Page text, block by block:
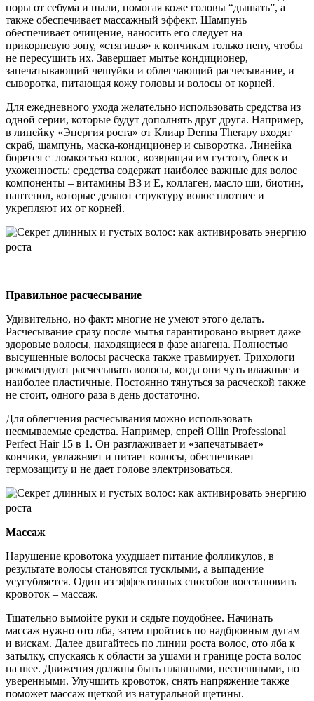
поры от себума и пыли, помогая коже головы “дышать”, а
также обеспечивает массажный эффект. Шампунь
обеспечивает очищение, наносить его следует на
прикорневую зону, «стягивая» к кончикам только пену, чтобы
не пересушить их. Завершает мытье кондиционер,
запечатывающий чешуйки и облегчающий расчесывание, и
сыворотка, питающая кожу головы и волосы от корней.
Для ежедневного ухода желательно использовать средства из
одной серии, которые будут дополнять друг друга. Например,
в линейку «Энергия роста» от Клиар Derma Therapy входят
скраб, шампунь, маска-кондиционер и сыворотка. Линейка
борется с ломкостью волос, возвращая им густоту, блеск и
ухоженность: средства содержат наиболее важные для волос
компоненты – витамины В3 и Е, коллаген, масло ши, биотин,
пантенол, которые делают структуру волос плотнее и
укрепляют их от корней.
Правильное расчесывание
Удивительно, но факт: многие не умеют этого делать.
Расчесывание сразу после мытья гарантировано вырвет даже
здоровые волосы, находящиеся в фазе анагена. Полностью
высушенные волосы расческа также травмирует. Трихологи
рекомендуют расчесывать волосы, когда они чуть влажные и
наиболее пластичные. Постоянно тянуться за расческой также
не стоит, одного раза в день достаточно.
Для облегчения расчесывания можно использовать
несмываемые средства. Например, спрей Ollin Professional
Perfect Hair 15 в 1. Он разглаживает и «запечатывает»
кончики, увлажняет и питает волосы, обеспечивает
термозащиту и не дает голове электризоваться.
Массаж
Нарушение кровотока ухудшает питание фолликулов, в
результате волосы становятся тусклыми, а выпадение
усугубляется. Один из эффективных способов восстановить
кровоток – массаж.
Тщательно вымойте руки и сядьте поудобнее. Начинать
массаж нужно ото лба, затем пройтись по надбровным дугам
и вискам. Далее двигайтесь по линии роста волос, ото лба к
затылку, спускаясь к области за ушами и границе роста волос
на шее. Движения должны быть плавными, неспешными, но
уверенными. Улучшить кровоток, снять напряжение также
поможет массаж щеткой из натуральной щетины.